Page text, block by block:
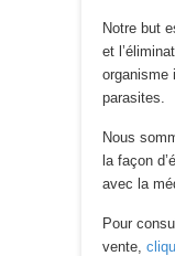
Notre but
et
organisme
parasites.
Nous
la façon
avec la
Pour
vente,